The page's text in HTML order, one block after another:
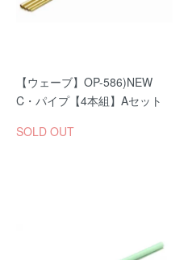
【ウェーブ】OP-586)NEW
C・パイプ【4本組】Aセット
SOLD OUT